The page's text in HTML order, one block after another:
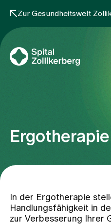
Zur Gesundheitswelt
Fachbereiche
Team
Ergotherapie
In der Ergotherapie
Handlungsfähigkeit in
zur Verbesserung Ihrer